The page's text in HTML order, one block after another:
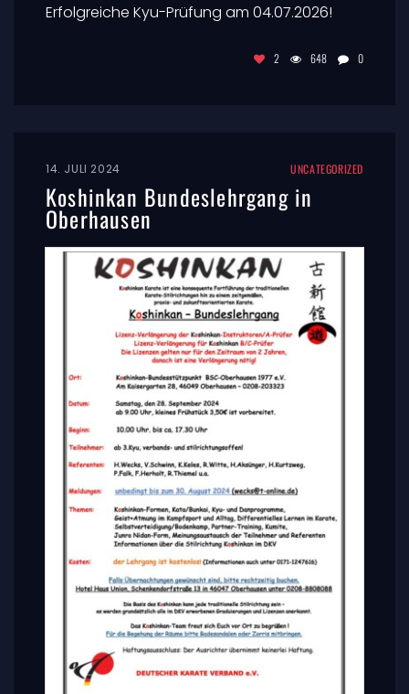
Erfolgreiche Kyu-Prüfung am 04.07.2026!
2 648 0
14. JULI 2024 UNCATEGORIZED
Koshinkan Bundeslehrgang in
Oberhausen